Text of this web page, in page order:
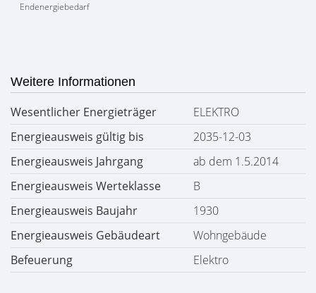
Endenergiebedarf
Weitere Informationen
Wesentlicher Energieträger
ELEKTRO
Energieausweis gültig bis
2035-12-03
Energieausweis Jahrgang
ab dem 1.5.2014
Energieausweis Werteklasse
B
Energieausweis Baujahr
1930
Energieausweis Gebäudeart
Wohngebäude
Befeuerung
Elektro